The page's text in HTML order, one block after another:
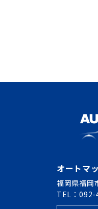
オートマ
福岡県福岡
TEL：